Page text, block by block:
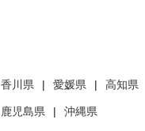
香川県 愛媛県 高知県
鹿児島県 沖縄県